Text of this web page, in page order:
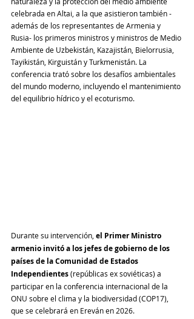
celebrada en Altai, a la que asistieron también -
además de los representantes de Armenia y
Rusia- los primeros ministros y ministros de Medio
Ambiente de Uzbekistán, Kazajistán, Bielorrusia,
Tayikistán, Kirguistán y Turkmenistán. La
conferencia trató sobre los desafíos ambientales
del mundo moderno, incluyendo el mantenimiento
del equilibrio hídrico y el ecoturismo.
Durante su intervención, el Primer Ministro
armenio invitó a los jefes de gobierno de los
países de la Comunidad de Estados
Independientes (repúblicas ex soviéticas) a
participar en la conferencia internacional de la
ONU sobre el clima y la biodiversidad (COP17),
que se celebrará en Ereván en 2026.